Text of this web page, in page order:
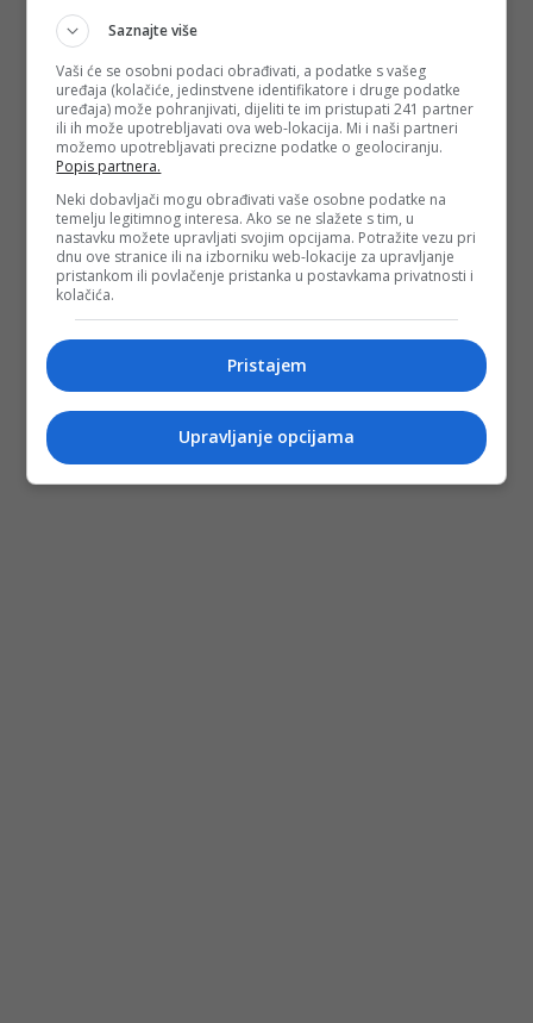
Saznajte više
Vaši će se osobni podaci obrađivati, a podatke s vašeg
uređaja (kolačiće, jedinstvene identifikatore i druge podatke
uređaja) može pohranjivati, dijeliti te im pristupati 241 partner
ili ih može upotrebljavati ova web-lokacija. Mi i naši partneri
možemo upotrebljavati precizne podatke o geolociranju.
Popis partnera.
Neki dobavljači mogu obrađivati vaše osobne podatke na
temelju legitimnog interesa. Ako se ne slažete s tim, u
nastavku možete upravljati svojim opcijama. Potražite vezu pri
dnu ove stranice ili na izborniku web-lokacije za upravljanje
pristankom ili povlačenje pristanka u postavkama privatnosti i
kolačića.
Pristajem
Upravljanje opcijama